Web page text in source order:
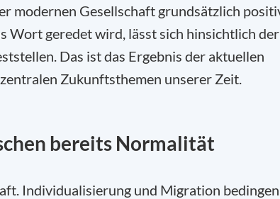
modernen Gesellschaft grundsätzlich
Wort geredet wird, lässt sich hinsichtlich der
Das ist das Ergebnis der aktuellen
Zukunftsthemen unserer Zeit.
bereits Normalität
Individualisierung und Migration bedingen